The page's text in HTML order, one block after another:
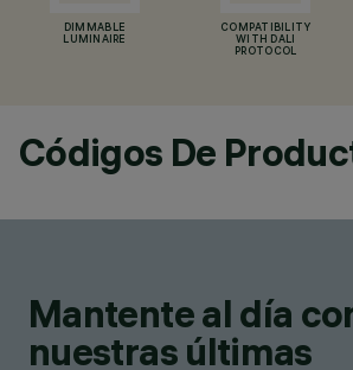
DIMMABLE
LUMINAIRE
COMPATIBILITY
WITH DALI
PROTOCOL
Códigos De
Mantente al día
nuestras últimas